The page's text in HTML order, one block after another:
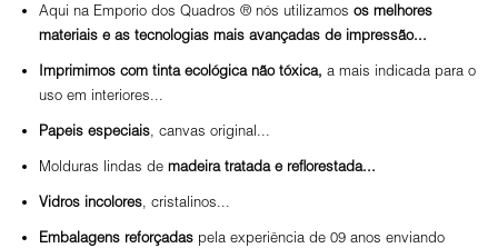
Aqui na Emporio dos Quadros ® nós utilizamos os melhores
materiais e as tecnologias mais avançadas de impressão...
Imprimimos com tinta ecológica não tóxica, a mais indicada para o
uso em interiores...
Papeis especiais, canvas original...
Molduras lindas de madeira tratada e reflorestada...
Vidros incolores, cristalinos...
Embalagens reforçadas pela experiência de 09 anos enviando